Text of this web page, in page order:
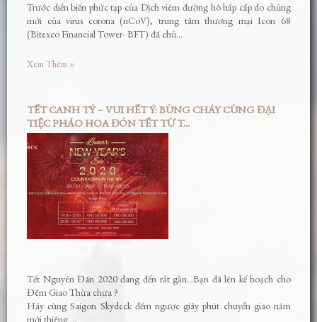
Trước diễn biến phức tạp của Dịch viêm đường hô hấp cấp do chủng
mới của virus corona (nCoV), trung tâm thương mại Icon 68
(Bitexco Financial Tower- BFT) đã chủ…
Xem Thêm »
TẾT CANH TÝ – VUI HẾT Ý: BÙNG CHÁY CÙNG ĐẠI
TIỆC PHÁO HOA ĐÓN TẾT TỪ T...
Tết Nguyên Đán 2020 đang đến rất gần…Bạn đã lên kế hoạch cho
Đêm Giao Thừa chưa ?
Hãy cùng Saigon Skydeck đếm ngược giây phút chuyển giao năm
mới thiêng …